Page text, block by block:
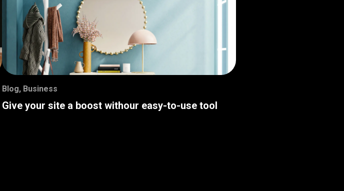
Blog, Business
Give your site a boost withour easy-to-use tool